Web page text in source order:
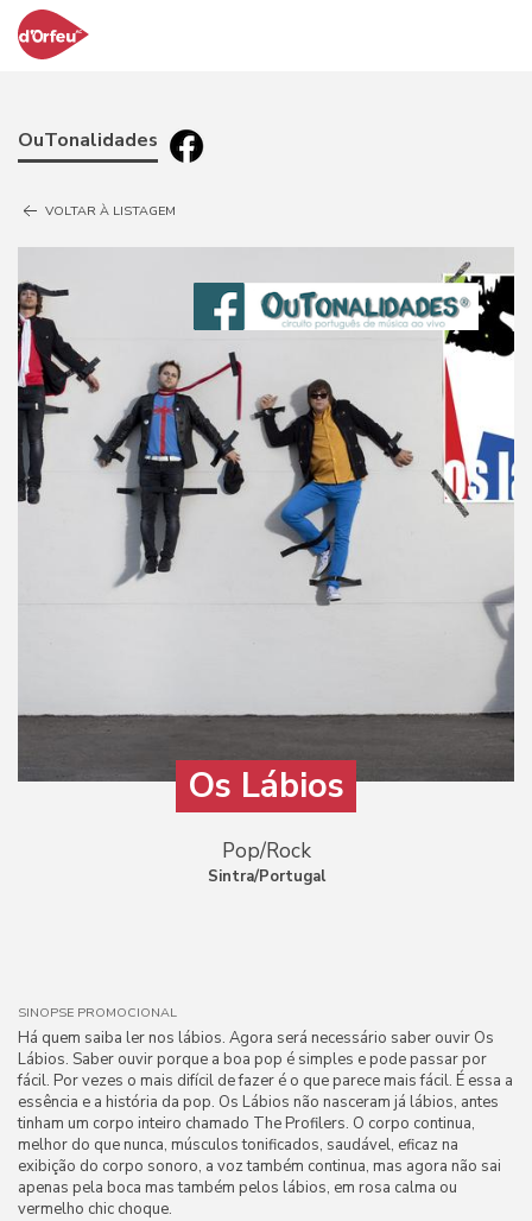
OuTonalidades
VOLTAR À LISTAGEM
Os Lábios
Pop/Rock
Sintra/Portugal
SINOPSE PROMOCIONAL
Há quem saiba ler nos lábios. Agora será necessário saber ouvir Os
Lábios. Saber ouvir porque a boa pop é simples e pode passar por
fácil. Por vezes o mais difícil de fazer é o que parece mais fácil. É essa a
essência e a história da pop. Os Lábios não nasceram já lábios, antes
tinham um corpo inteiro chamado The Profilers. O corpo continua,
melhor do que nunca, músculos tonificados, saudável, eficaz na
exibição do corpo sonoro, a voz também continua, mas agora não sai
apenas pela boca mas também pelos lábios, em rosa calma ou
vermelho chic choque.